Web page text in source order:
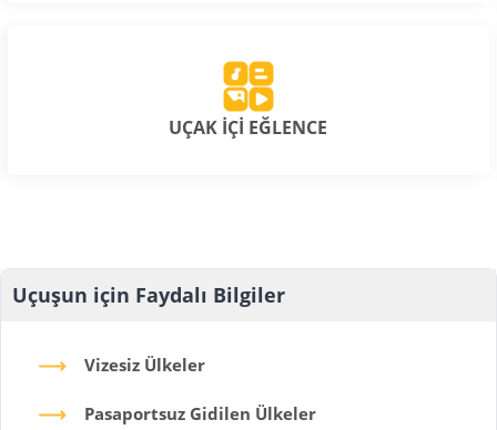
UÇAK İÇİ EĞLENCE
Uçuşun için Faydalı Bilgiler
Vizesiz Ülkeler
Pasaportsuz Gidilen Ülkeler